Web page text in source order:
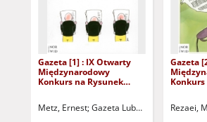
Gazeta [1] : IX Otwarty
Międzynarodowy
Konkurs na Rysunek
Metz, Ernest Gazeta Lubuska (Zielona
Gazeta
Rezaei,